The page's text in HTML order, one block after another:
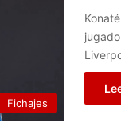
Fichajes